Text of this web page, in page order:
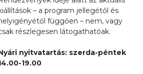
– a program jellegétől és
függően – nem, vagy
részlegesen látogathatóak.
nyitvatartás: szerda-péntek
19.00